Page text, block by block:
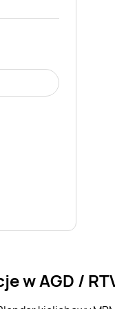
w AGD /